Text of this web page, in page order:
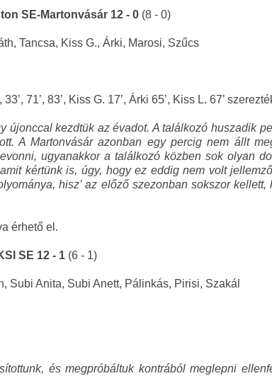
SE-Martonvásár 12 - 0 (8 - 0)
Tancsa, Kiss G., Árki, Marosi, Szűcs
71’, 83’, Kiss G. 17’, Árki 65’, Kiss L. 67’
újonccal kezdtük az évadot. A találkozó huszadik
A Martonvásár azonban egy percig nem állt
ugyanakkor a találkozó közben sok olyan
kértünk is, úgy, hogy ez eddig nem volt
hisz’ az előző szezonban sokszor
érhető el.
SE 12 - 1 (6 - 1)
Subi Anita, Subi Anett, Pálinkás, Pirisi, Szakál
és megpróbáltuk kontrából meglepni